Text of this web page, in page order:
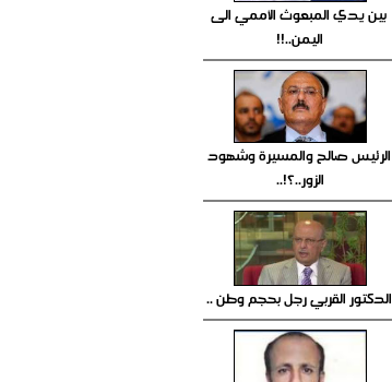
بين يدي المبعوث الأممي الى
اليمن..!!
الرئيس صالح والمسيرة وشهود
الزور..؟!..
الدكتور القربي رجل بحجم وطن ..